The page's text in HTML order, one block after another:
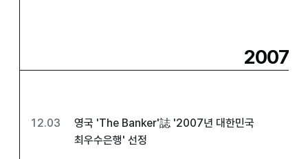
2007
12.03
영국 'The Banker'誌 '2007년 대한민국
최우수은행' 선정